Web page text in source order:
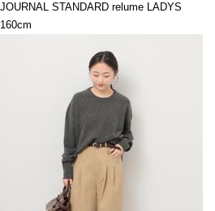
JOURNAL STANDARD relume LADYS
160cm